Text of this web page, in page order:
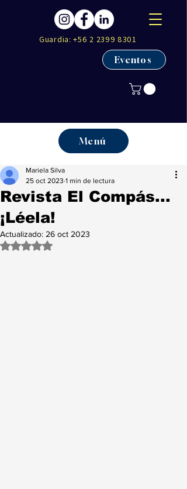
Guardia:+56 2 2399 8301
Eventos
Menú
Revista El Compás...
¡Léela!
Mariela Silva
25 oct 2023 1 min de lectura
Actualizado: 26 oct 2023
Obtuvo NaN de 5 estrellas.